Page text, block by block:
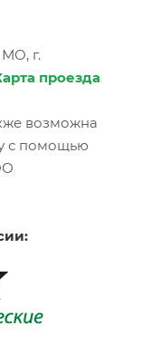
г.
проезда
возможна
с помощью